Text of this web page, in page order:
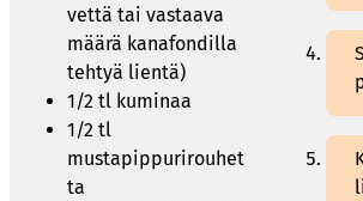
vettä tai vastaava
määrä kanafondilla
tehtyä lientä)
1/2 tl kuminaa
1/2 tl
mustapippurirouhet
ta